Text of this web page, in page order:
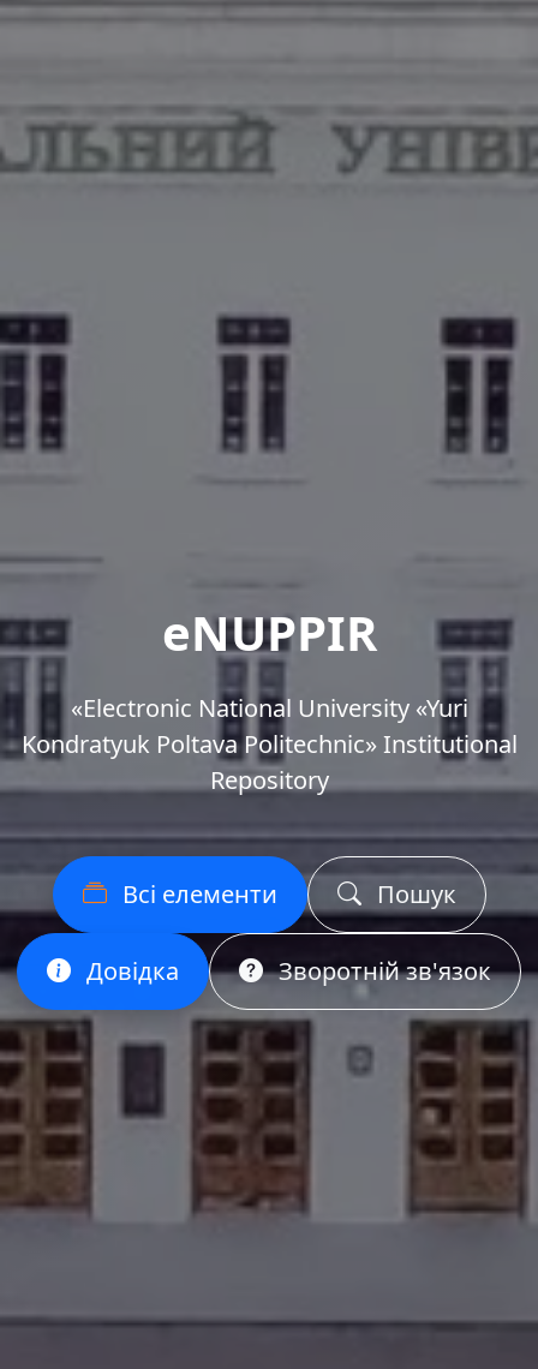
eNUPPIR
«Еlectronic National University «Yuri
Kondratyuk Poltava Politechnic» Institutional
Repository
Всі елементи Пошук
Довідка Зворотній зв'язок